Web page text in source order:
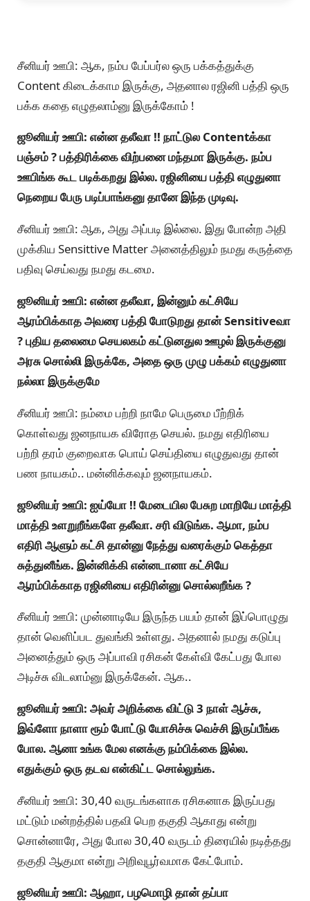
சீனியர் ஊபி: ஆக, நம்ப பேப்பர்ல ஒரு பக்கத்துக்கு
Content கிடைக்காம இருக்கு, அதனால ரஜினி பத்தி ஒரு
பக்க கதை எழுதலாம்னு இருக்கோம் !
ஜூனியர் ஊபி: என்ன தலீவா !! நாட்டுல Contentக்கா
பஞ்சம் ? பத்திரிக்கை விற்பனை மந்தமா இருக்கு. நம்ப
ஊபிங்க கூட படிக்கறது இல்ல. ரஜினியை பத்தி எழுதுனா
நெறைய பேரு படிப்பாங்கனு தானே இந்த முடிவு.
சீனியர் ஊபி: ஆக, அது அப்படி இல்லை. இது போன்ற அதி
முக்கிய Sensittive Matter அனைத்திலும் நமது கருத்தை
பதிவு செய்வது நமது கடமை.
ஜூனியர் ஊபி: என்ன தலீவா, இன்னும் கட்சியே
ஆரம்பிக்காத அவரை பத்தி போடுறது தான் Sensitiveவா
? புதிய தலைமை செயலகம் கட்டுனதுல ஊழல் இருக்குனு
அரசு சொல்லி இருக்கே, அதை ஒரு முழு பக்கம் எழுதுனா
நல்லா இருக்குமே
சீனியர் ஊபி: நம்மை பற்றி நாமே பெருமை பீற்றிக்
கொள்வது ஜனநாயக விரோத செயல். நமது எதிரியை
பற்றி தரம் குறைவாக பொய் செய்தியை எழுதுவது தான்
பண நாயகம்.. மன்னிக்கவும் ஜனநாயகம்.
ஜூனியர் ஊபி: ஐய்யோ !! மேடையில பேசுற மாறியே மாத்தி
மாத்தி உளறுறீங்களே தலீவா. சரி விடுங்க. ஆமா, நம்ப
எதிரி ஆளும் கட்சி தான்னு நேத்து வரைக்கும் கெத்தா
சுத்துனீங்க. இன்னிக்கி என்னடானா கட்சியே
ஆரம்பிக்காத ரஜினியை எதிரின்னு சொல்லறீங்க ?
சீனியர் ஊபி: முன்னாடியே இருந்த பயம் தான் இப்பொழுது
தான் வெளிப்பட துவங்கி உள்ளது. அதனால் நமது கடுப்பு
அனைத்தும் ஒரு அப்பாவி ரசிகன் கேள்வி கேட்பது போல
அடிச்சு விடலாம்னு இருக்கேன். ஆக..
ஜூனியர் ஊபி: அவர் அறிக்கை விட்டு 3 நாள் ஆச்சு,
இவ்ளோ நாளா ரூம் போட்டு யோசிச்சு வெச்சி இருப்பீங்க
போல. ஆனா உங்க மேல எனக்கு நம்பிக்கை இல்ல.
எதுக்கும் ஒரு தடவ என்கிட்ட சொல்லுங்க.
சீனியர் ஊபி: 30,40 வருடங்களாக ரசிகனாக இருப்பது
மட்டும் மன்றத்தில் பதவி பெற தகுதி ஆகாது என்று
சொன்னாரே, அது போல 30,40 வருடம் திரையில் நடித்தது
தகுதி ஆகுமா என்று அறிவுபூர்வமாக கேட்போம்.
ஜூனியர் ஊபி: ஆஹா, பழமொழி தான் தப்பா